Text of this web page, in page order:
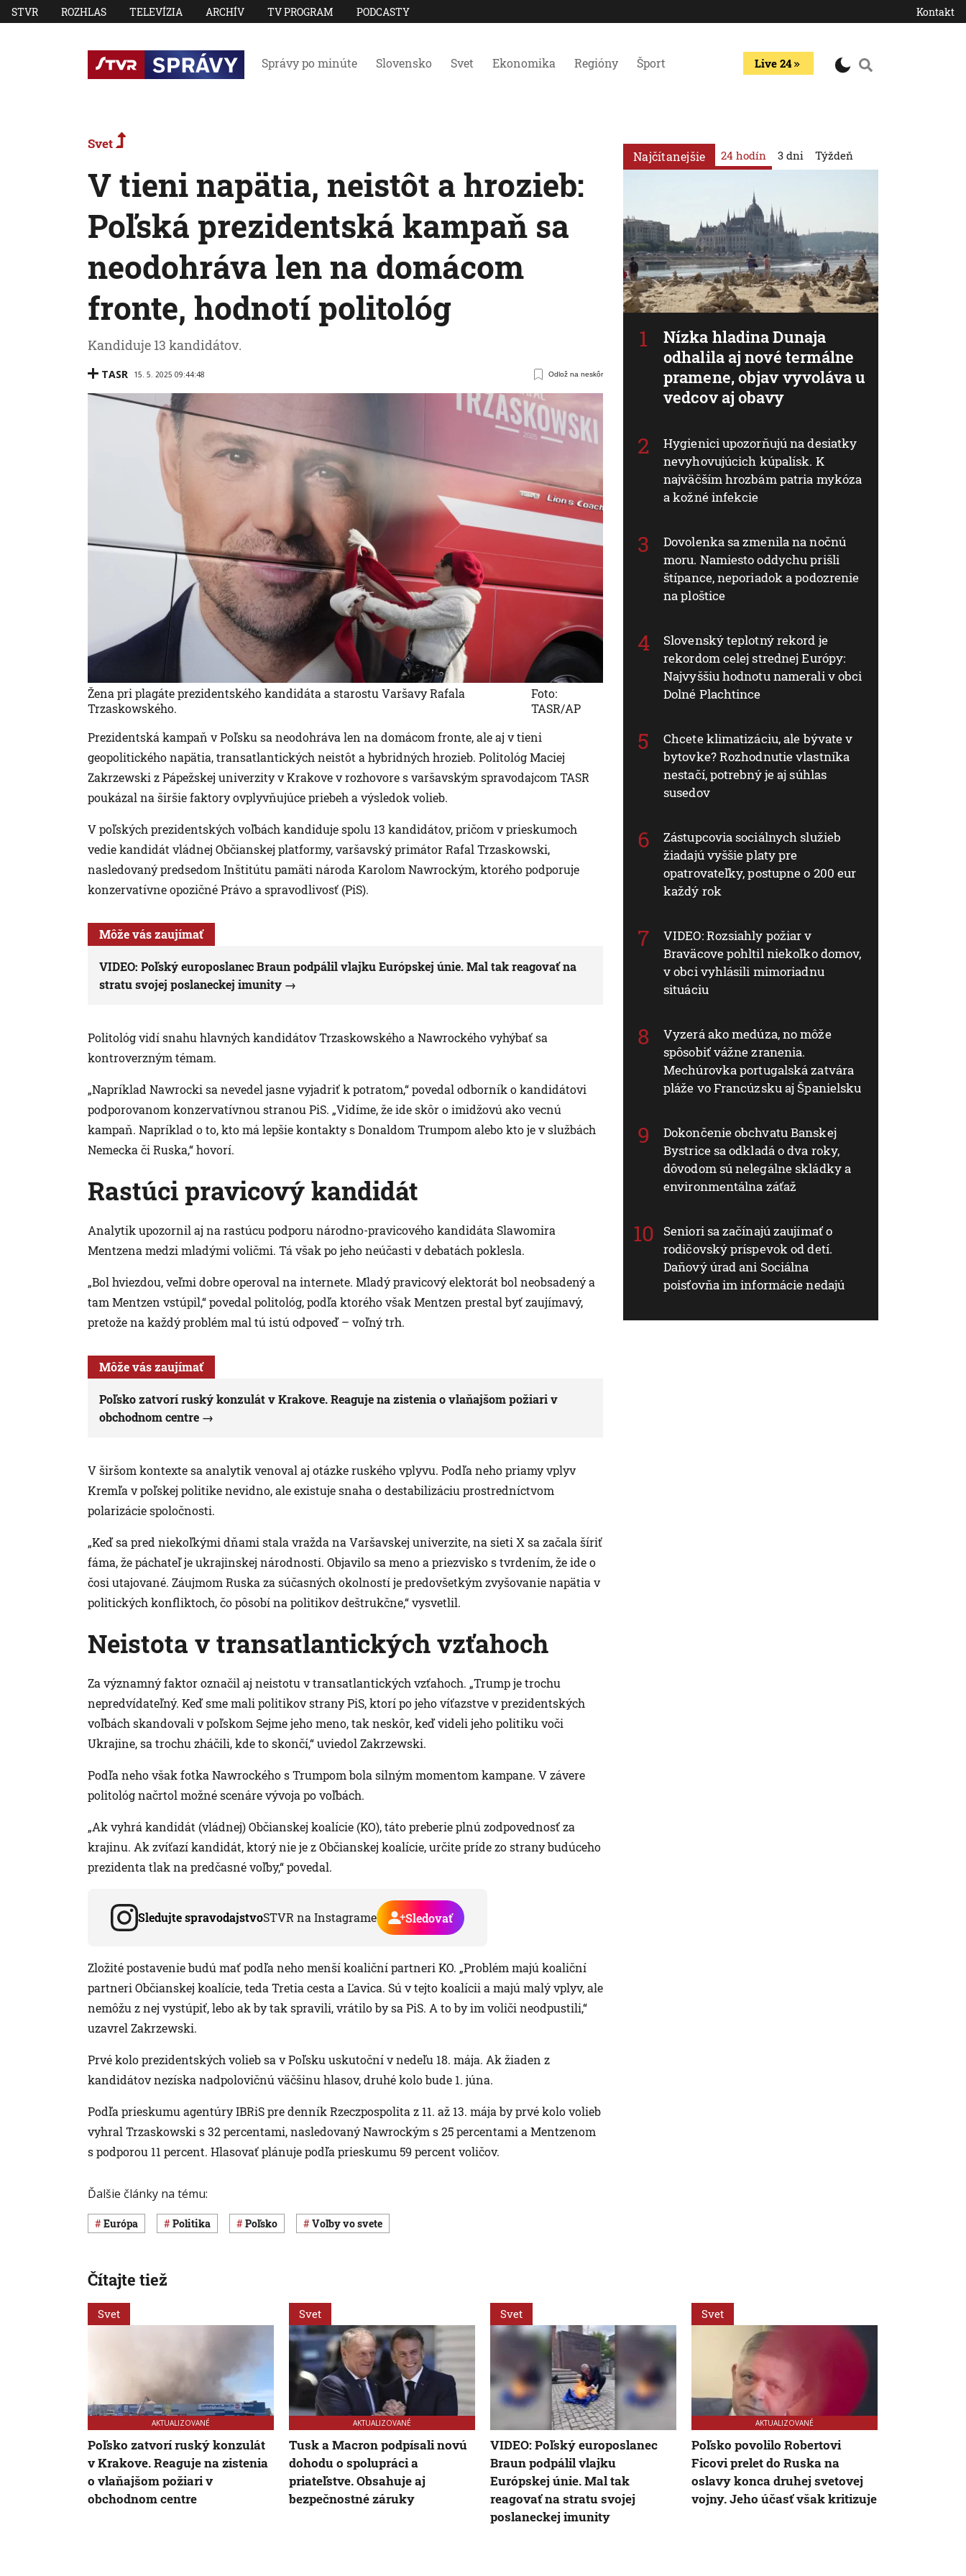
STVR ROZHLAS TELEVÍZIA ARCHÍV TV PROGRAM PODCASTY Kontakt
Správy po minúte Slovensko Svet Ekonomika Regióny Šport Live 24
Svet
V tieni napätia, neistôt a hrozieb:
Poľská prezidentská kampaň sa
neodohráva len na domácom
fronte, hodnotí politológ
Kandiduje 13 kandidátov.
TASR 15. 5. 2025 09:44:48 Odlož na neskôr
Žena pri plagáte prezidentského kandidáta a starostu Varšavy Rafala
Trzaskowského.
Foto:
TASR/AP
Prezidentská kampaň v Poľsku sa neodohráva len na domácom fronte, ale aj v tieni
geopolitického napätia, transatlantických neistôt a hybridných hrozieb. Politológ Maciej
Zakrzewski z Pápežskej univerzity v Krakove v rozhovore s varšavským spravodajcom TASR
poukázal na širšie faktory ovplyvňujúce priebeh a výsledok volieb.
V poľských prezidentských voľbách kandiduje spolu 13 kandidátov, pričom v prieskumoch
vedie kandidát vládnej Občianskej platformy, varšavský primátor Rafal Trzaskowski,
nasledovaný predsedom Inštitútu pamäti národa Karolom Nawrockým, ktorého podporuje
konzervatívne opozičné Právo a spravodlivosť (PiS).
Môže vás zaujímať
VIDEO: Poľský europoslanec Braun podpálil vlajku Európskej únie. Mal tak reagovať na
stratu svojej poslaneckej imunity
Politológ vidí snahu hlavných kandidátov Trzaskowského a Nawrockého vyhýbať sa
kontroverzným témam.
„Napríklad Nawrocki sa nevedel jasne vyjadriť k potratom,“ povedal odborník o kandidátovi
podporovanom konzervatívnou stranou PiS. „Vidíme, že ide skôr o imidžovú ako vecnú
kampaň. Napríklad o to, kto má lepšie kontakty s Donaldom Trumpom alebo kto je v službách
Nemecka či Ruska,“ hovorí.
Rastúci pravicový kandidát
Analytik upozornil aj na rastúcu podporu národno-pravicového kandidáta Slawomira
Mentzena medzi mladými voličmi. Tá však po jeho neúčasti v debatách poklesla.
„Bol hviezdou, veľmi dobre operoval na internete. Mladý pravicový elektorát bol neobsadený a
tam Mentzen vstúpil,“ povedal politológ, podľa ktorého však Mentzen prestal byť zaujímavý,
pretože na každý problém mal tú istú odpoveď – voľný trh.
Môže vás zaujímať
Poľsko zatvorí ruský konzulát v Krakove. Reaguje na zistenia o vlaňajšom požiari v
obchodnom centre
V širšom kontexte sa analytik venoval aj otázke ruského vplyvu. Podľa neho priamy vplyv
Kremľa v poľskej politike nevidno, ale existuje snaha o destabilizáciu prostredníctvom
polarizácie spoločnosti.
„Keď sa pred niekoľkými dňami stala vražda na Varšavskej univerzite, na sieti X sa začala šíriť
fáma, že páchateľ je ukrajinskej národnosti. Objavilo sa meno a priezvisko s tvrdením, že ide o
čosi utajované. Záujmom Ruska za súčasných okolností je predovšetkým zvyšovanie napätia v
politických konfliktoch, čo pôsobí na politikov deštrukčne,“ vysvetlil.
Neistota v transatlantických vzťahoch
Za významný faktor označil aj neistotu v transatlantických vzťahoch. „Trump je trochu
nepredvídateľný. Keď sme mali politikov strany PiS, ktorí po jeho víťazstve v prezidentských
voľbách skandovali v poľskom Sejme jeho meno, tak neskôr, keď videli jeho politiku voči
Ukrajine, sa trochu zháčili, kde to skončí,“ uviedol Zakrzewski.
Podľa neho však fotka Nawrockého s Trumpom bola silným momentom kampane. V závere
politológ načrtol možné scenáre vývoja po voľbách.
„Ak vyhrá kandidát (vládnej) Občianskej koalície (KO), táto preberie plnú zodpovednosť za
krajinu. Ak zvíťazí kandidát, ktorý nie je z Občianskej koalície, určite príde zo strany budúceho
prezidenta tlak na predčasné voľby,“ povedal.
Sledujte spravodajstvoSTVR na Instagrame Sledovať
Zložité postavenie budú mať podľa neho menší koaliční partneri KO. „Problém majú koaliční
partneri Občianskej koalície, teda Tretia cesta a Ľavica. Sú v tejto koalícii a majú malý vplyv, ale
nemôžu z nej vystúpiť, lebo ak by tak spravili, vrátilo by sa PiS. A to by im voliči neodpustili,“
uzavrel Zakrzewski.
Prvé kolo prezidentských volieb sa v Poľsku uskutoční v nedeľu 18. mája. Ak žiaden z
kandidátov nezíska nadpolovičnú väčšinu hlasov, druhé kolo bude 1. júna.
Podľa prieskumu agentúry IBRiS pre denník Rzeczpospolita z 11. až 13. mája by prvé kolo volieb
vyhral Trzaskowski s 32 percentami, nasledovaný Nawrockým s 25 percentami a Mentzenom
s podporou 11 percent. Hlasovať plánuje podľa prieskumu 59 percent voličov.
Ďalšie články na tému:
Európa Politika Poľsko voľby vo svete
Najčítanejšie 24 hodín
Nízka hladina Dunaja
odhalila aj nové termálne
pramene, objav vyvoláva u
vedcov aj obavy
Hygienici upozorňujú na desiatky
nevyhovujúcich kúpalísk. K
najväčším hrozbám patria mykóza
a kožné infekcie
Dovolenka sa zmenila na nočnú
moru. Namiesto oddychu prišli
štípance, neporiadok a podozrenie
na ploštice
Slovenský teplotný rekord je
rekordom celej strednej Európy:
Najvyššiu hodnotu namerali v obci
Dolné Plachtince
Chcete klimatizáciu, ale bývate v
bytovke? Rozhodnutie vlastníka
nestačí, potrebný je aj súhlas
susedov
Zástupcovia sociálnych služieb
žiadajú vyššie platy pre
opatrovateľky, postupne o 200 eur
každý rok
VIDEO: Rozsiahly požiar v
Braväcove pohltil niekoľko domov,
v obci vyhlásili mimoriadnu
situáciu
Vyzerá ako medúza, no môže
spôsobiť vážne zranenia.
Mechúrovka portugalská zatvára
pláže vo Francúzsku aj Španielsku
Dokončenie obchvatu Banskej
Bystrice sa odkladá o dva roky,
dôvodom sú nelegálne skládky a
environmentálna záťaž
Seniori sa začínajú zaujímať o
rodičovský príspevok od detí.
Daňový úrad ani Sociálna
poisťovňa im informácie nedajú
3 dni Týždeň
Čítajte tiež
Svet
AKTUALIZOVANÉ
Poľsko zatvorí ruský konzulát
v Krakove. Reaguje na zistenia
o vlaňajšom požiari v
obchodnom centre
Svet
AKTUALIZOVANÉ
Tusk a Macron podpísali novú
dohodu o spolupráci a
priateľstve. Obsahuje aj
bezpečnostné záruky
Svet
VIDEO: Poľský europoslanec
Braun podpálil vlajku
Európskej únie. Mal tak
reagovať na stratu svojej
poslaneckej imunity
Svet
AKTUALIZOVANÉ
Poľsko povolilo Robertovi
Ficovi prelet do Ruska na
oslavy konca druhej svetovej
vojny. Jeho účasť však kritizuje